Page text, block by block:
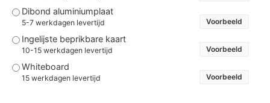
Dibond aluminiumplaat
5-7 werkdagen levertijd Voorbeeld
Ingelijste beprikbare kaart
10-15 werkdagen levertijd Voorbeeld
Whiteboard
15 werkdagen levertijd Voorbeeld